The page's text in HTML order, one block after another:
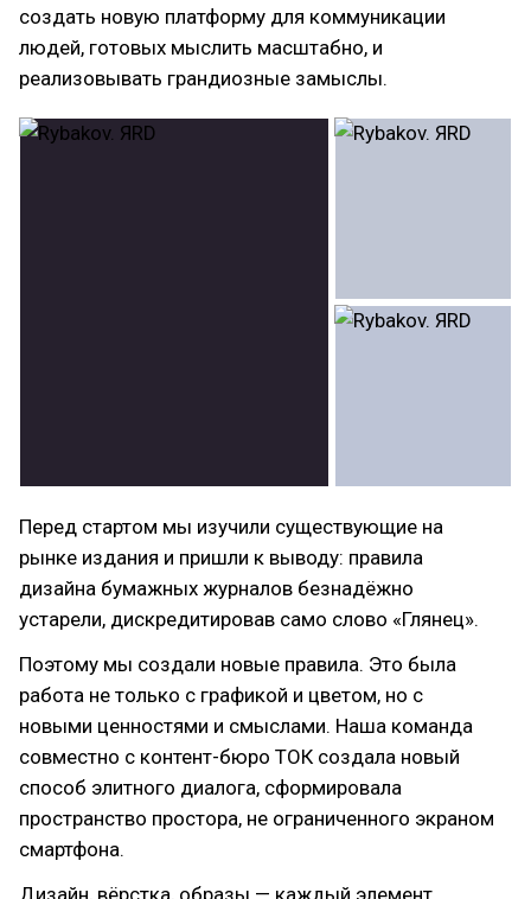
создать новую платформу для коммуникации
людей, готовых мыслить масштабно, и
реализовывать грандиозные замыслы.
Перед стартом мы изучили существующие на
рынке издания и пришли к выводу: правила
дизайна бумажных журналов безнадёжно
устарели, дискредитировав само слово «Глянец».
Поэтому мы создали новые правила. Это была
работа не только с графикой и цветом, но с
новыми ценностями и смыслами. Наша команда
совместно с контент-бюро ТОК создала новый
способ элитного диалога, сформировала
пространство простора, не ограниченного экраном
смартфона.
Дизайн, вёрстка, образы — каждый элемент